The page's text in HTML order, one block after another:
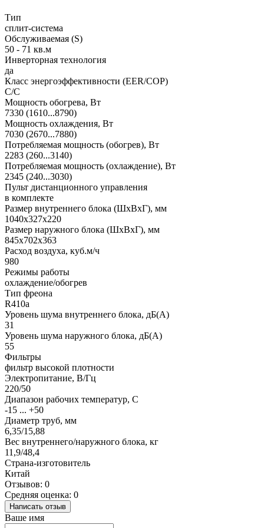
Тип
сплит-система
Обслуживаемая (S)
50 - 71 кв.м
Инверторная технология
да
Класс энергоэффективности (EER/COP)
С/С
Мощность обогрева, Вт
7330 (1610...8790)
Мощность охлаждения, Вт
7030 (2670...7880)
Потребляемая мощность (обогрев), Вт
2283 (260...3140)
Потребляемая мощность (охлаждение), Вт
2345 (240...3030)
Пульт дистанционного управления
в комплекте
Размер внутреннего блока (ШхВхГ), мм
1040x327x220
Размер наружного блока (ШхВхГ), мм
845x702x363
Расход воздуха, куб.м/ч
980
Режимы работы
охлаждение/обогрев
Тип фреона
R410a
Уровень шума внутреннего блока, дБ(А)
31
Уровень шума наружного блока, дБ(А)
55
Фильтры
фильтр высокой плотности
Электропитание, В/Гц
220/50
Диапазон рабочих температур, С
-15 ... +50
Диаметр труб, мм
6,35/15,88
Вес внутреннего/наружного блока, кг
11,9/48,4
Страна-изготовитель
Китай
Отзывов: 0
Средняя оценка: 0
Написать отзыв
Ваше имя